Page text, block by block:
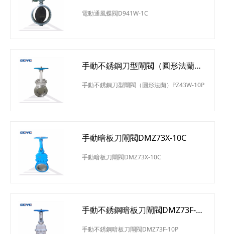
電動通風蝶閥D941W-1C
手動不銹鋼刀型閘閥（圓形法蘭）
手動不銹鋼刀型閘閥（圓形法蘭）PZ43W-10P
手動暗板刀閘閥DMZ73X-10C
手動暗板刀閘閥DMZ73X-10C
手動不銹鋼暗板刀閘閥DMZ73F-
手動不銹鋼暗板刀閘閥DMZ73F-10P